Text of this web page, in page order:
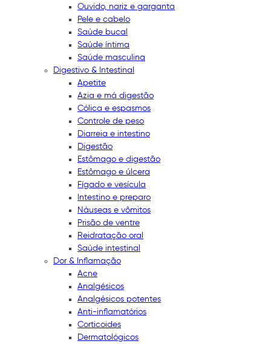
Ouvido, nariz e garganta
Pele e cabelo
Saúde bucal
Saúde íntima
Saúde masculina
Digestivo & Intestinal
Apetite
Azia e má digestão
Cólica e espasmos
Controle de peso
Diarreia e intestino
Digestão
Estômago e digestão
Estômago e úlcera
Fígado e vesícula
Intestino e preparo
Náuseas e vômitos
Prisão de ventre
Reidratação oral
Saúde intestinal
Dor & Inflamação
Acne
Analgésicos
Analgésicos potentes
Anti-inflamatórios
Corticoides
Dermatológicos